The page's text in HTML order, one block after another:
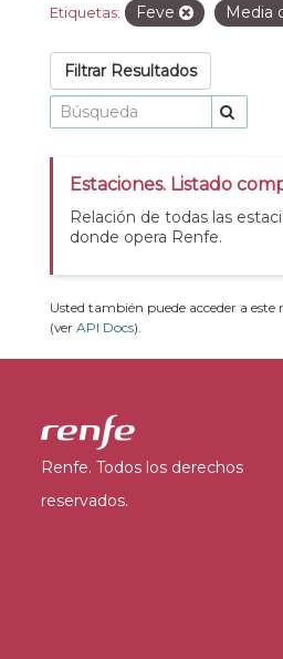
Etiquetas: Feve Media
Filtrar Resultados
Estaciones. Listado
Relación de todas las
donde opera Renfe.
Usted también puede acceder a
(ver API Docs).
Renfe. Todos los derechos
reservados.